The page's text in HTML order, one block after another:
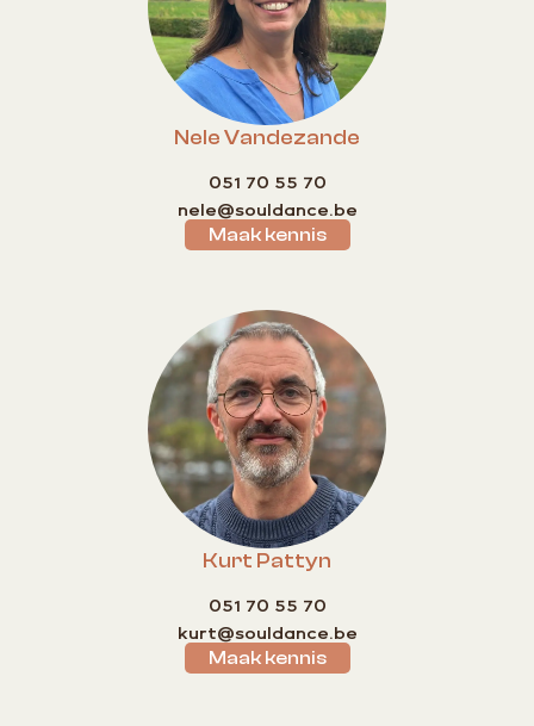
Nele Vandezande
051 70 55 70
nele@souldance.be
Maak kennis
Kurt Pattyn
051 70 55 70
kurt@souldance.be
Maak kennis